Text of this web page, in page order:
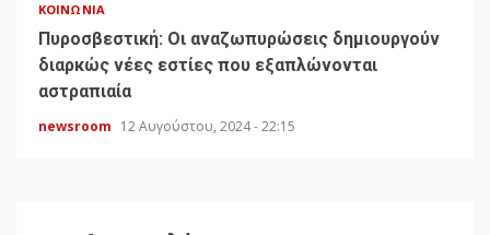
ΚΟΙΝΩΝΊΑ
Πυροσβεστική: Οι αναζωπυρώσεις δημιουργούν
διαρκώς νέες εστίες που εξαπλώνονται
αστραπιαία
newsroom 12 Αυγούστου, 2024 - 22:15